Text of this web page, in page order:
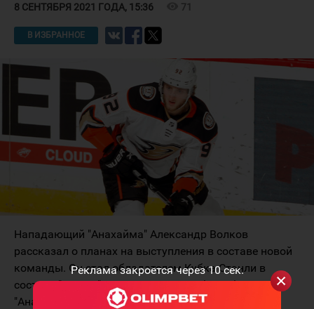
Реклама закроется через10сек.
8 СЕНТЯБРЯ 2021 ГОДА, 15:36 71
В ИЗБРАННОЕ
Нападающий "Анахайма" Александр Волков
рассказал о планах на выступления в составе новой
команды. Он стал обладателем Кубка Стэнли в
составе "Тампы", а в марте 2021-го был обменян в
"Анахайм".